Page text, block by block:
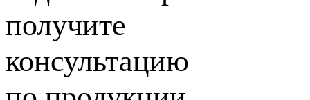
получите
консультацию